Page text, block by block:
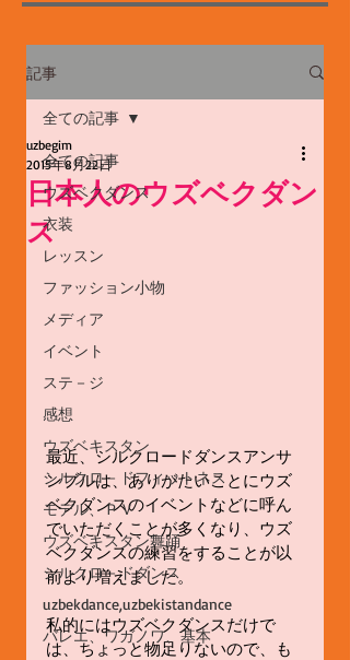
記事
全ての記事
ウズベクダンス
衣装
レッスン
ファッション小物
メディア
イベント
ステ－ジ
感想
ウズベキスタン
シルクロ－ドフィットネス
モデル、ＰＶ
ウズベキスタン舞踊
シルクロ－ドダンス
uzbekdance,uzbekistandance
バレエ、ワガノワ、基本
全ての記事
日本人のウズベクダン
ス
uzbegim
2015年8月22日
最近、シルクロードダンスアンサ
ンブルは、ありがたいことにウズ
ベクダンスのイベントなどに呼ん
でいただくことが多くなり、ウズ
ベクダンスの練習をすることが以
前より増えました。
私的にはウズベクダンスだけで
は、ちょっと物足りないので、も